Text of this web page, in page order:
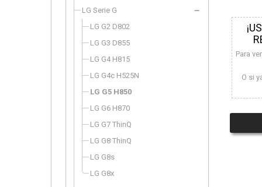
LG Serie G
LG G2 D802
LG G3 D855
LG G4 H815
LG G4c H525N
LG G5 H850
LG G6 H870
LG G7 ThinQ
LG G8 ThinQ
LG G8s
LG G8x
Para
O si